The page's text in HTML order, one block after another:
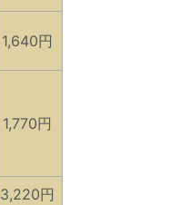
1,640円
1,770円
3,220円